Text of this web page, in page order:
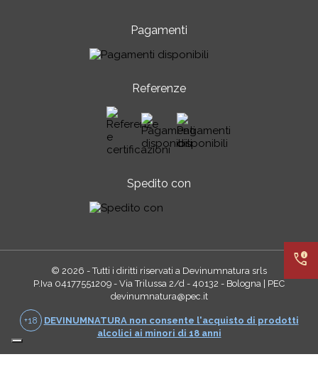
Pagamenti
Referenze
Spedito con
© 2026 - Tutti i diritti riservati a Devinumnatura srls
P.Iva 04177551209 - Via Trilussa 2/d - 40132 - Bologna | PEC
devinumnatura@pec.it
+18
DEVINUMNATURA non consente l'acquisto di prodotti
alcolici ai minori di 18 anni
call_quality